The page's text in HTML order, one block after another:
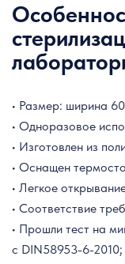
• Размер: ширина
• Одноразовое
• Изготовлен из
• Оснащен
• Легкое
• Соответствие
• Прошли тест на
с DIN58953-6-2010;